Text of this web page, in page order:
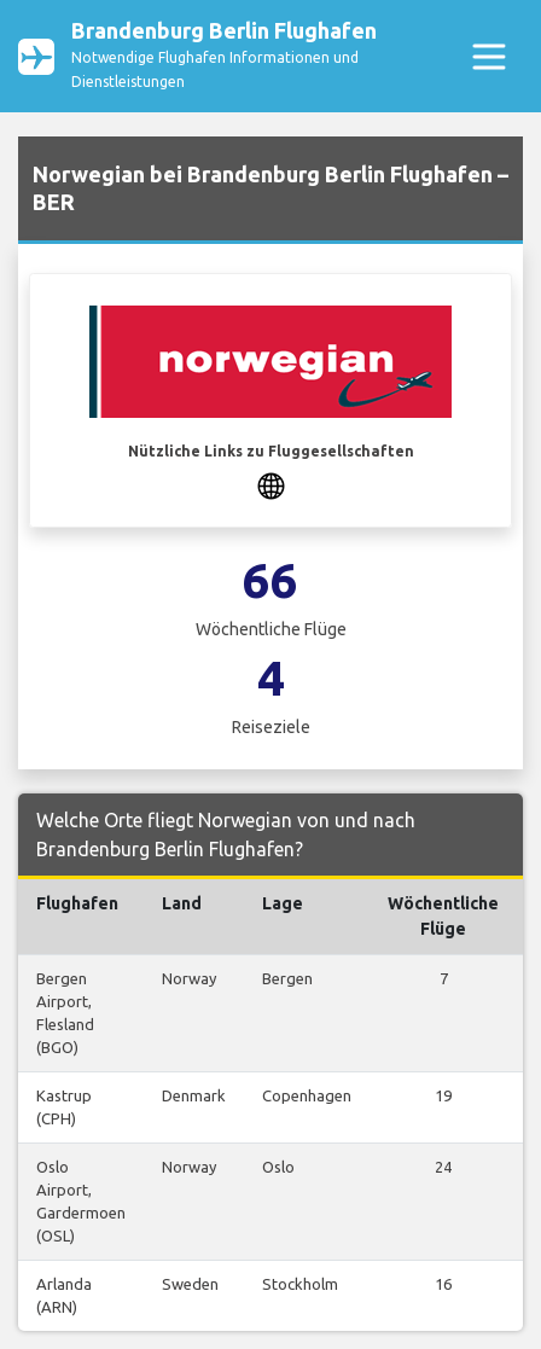
Brandenburg Berlin Flughafen
Notwendige Flughafen Informationen und
Dienstleistungen
Norwegian bei Brandenburg Berlin Flughafen –
BER
Nützliche Links zu Fluggesellschaften
66
Wöchentliche Flüge
4
Reiseziele
Welche Orte fliegt Norwegian von und nach
Brandenburg Berlin Flughafen?
Flughafen Land Lage
Wöchentliche
Flüge
Bergen
Airport,
Flesland
(BGO)
Norway Bergen
7
Kastrup
(CPH)
Denmark Copenhagen
19
Oslo
Airport,
Gardermoen
(OSL)
Norway Oslo
24
Arlanda
(ARN)
Sweden Stockholm
16